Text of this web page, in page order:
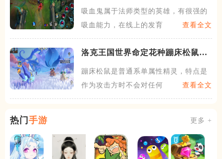
吸血鬼属于法师类型的英雄，有很强的
吸血能力，在线上的发育能力
查看全文
洛克王国世界命定花种蹦床松鼠怎
蹦床松鼠是普通系单属性精灵，特点是
作为攻击方时不会对任何精灵
查看全文
热门 手游 更多 +